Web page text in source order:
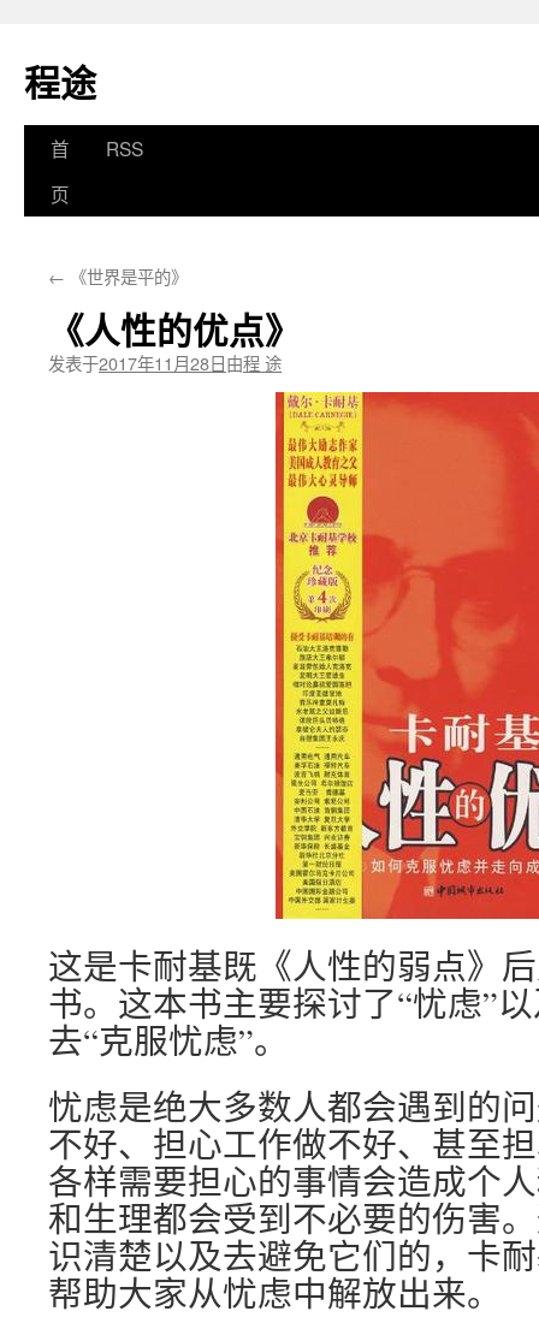
程途
跳
文
首
页
RSS
← 《世界是平的》
《人性的优点》
发表于2017年11月28日由程 途
这是卡耐基既《人性的弱点》
书。这本书主要探讨了“忧虑”
去“克服忧虑”。
忧虑是绝大多数人都会遇到的
不好、担心工作做不好、甚至
各样需要担心的事情会造成个
和生理都会受到不必要的伤害
识清楚以及去避免它们的，卡
帮助大家从忧虑中解放出来。